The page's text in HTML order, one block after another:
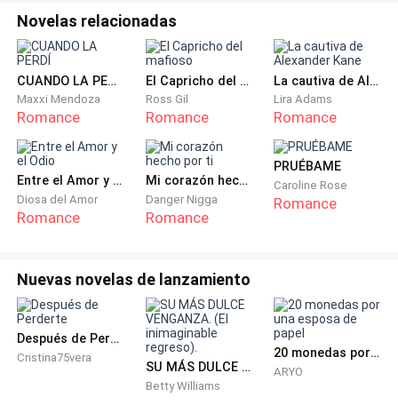
era mi mayor soporte. Sé que ahora tengo que irme
pero tenía que pasar.
—Tómate tu tiempo —dijo el hombre, con una leve
presión de su mano arrugada sobre mi hombro.
los automóviles de la familia estaban aparcados con
elegancia frente al porche. Todos estaban ya reunidos
en la biblioteca: los mellizos con sus esposas e hijos,
Margaret con su esposo, la esposa del difunto Jonah
sentada con expresión imperturbable. Patrick, al
parecer, había llegado sin avisar y ya estaba ahí, de pie
Novelas relacionadas
CUANDO LA PERDÍ
Maxxi Mendoza
Romance
El Capricho del mafioso
Ross Gil
Romance
La cautiva de Alexander Kane
Lira Adams
Romance
Entre el Amor y el Odio
Diosa del Amor
Romance
Mi corazón hecho por ti
Danger Nigga
Romance
PRUÉBAME
Caroline Rose
Romance
Nuevas novelas de lanzamiento
Después de Perderte
Cristina75vera
SU MÁS DULCE VENGANZA. (El inimaginable regreso).
Betty Williams
20 monedas por una esposa de papel
ARYO